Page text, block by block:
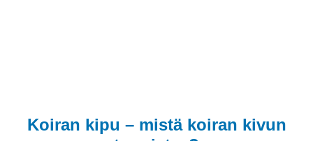
Koiran kipu – mistä koiran kivun